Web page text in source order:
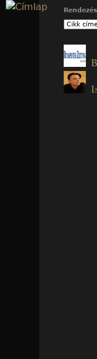
Rendezés